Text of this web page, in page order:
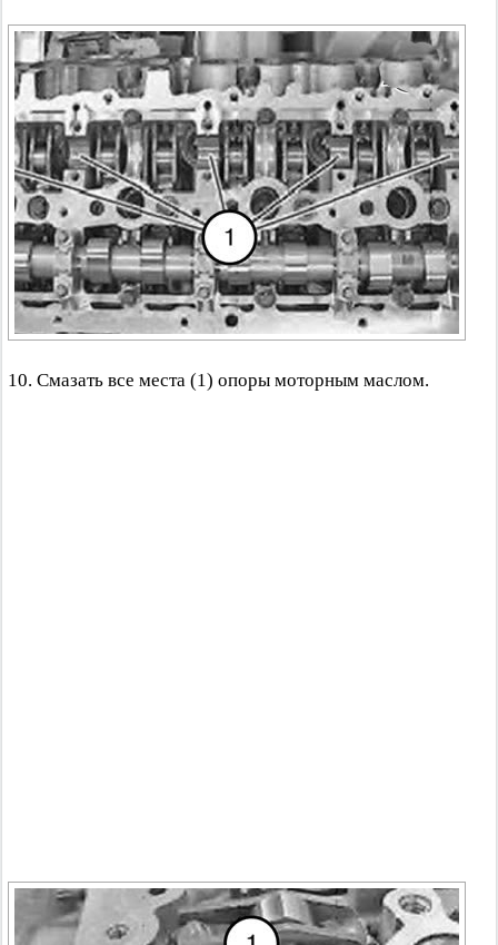
10. Смазать все места (1) опоры моторным маслом.